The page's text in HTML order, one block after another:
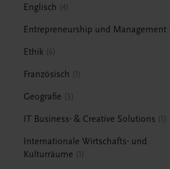
Englisch 4
Entrepreneurship und Management
Ethik 6
Französisch 1
Geografie 3
IT Business- & Creative Solutions 1
Internationale Wirtschafts- und
Kulturräume
1